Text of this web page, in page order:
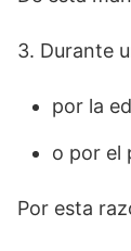
3. Durante
por la
o por el
Por esta